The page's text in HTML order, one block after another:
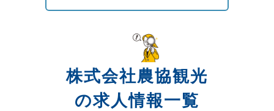
株式会社農協観光
の求人情報一覧